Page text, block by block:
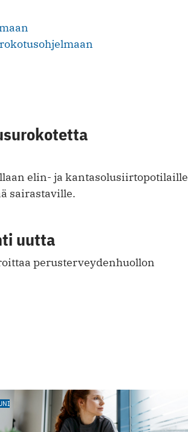
elin- ja kantasolusiirtopotilaille
sairastaville.
uutta
perusterveydenhuollon